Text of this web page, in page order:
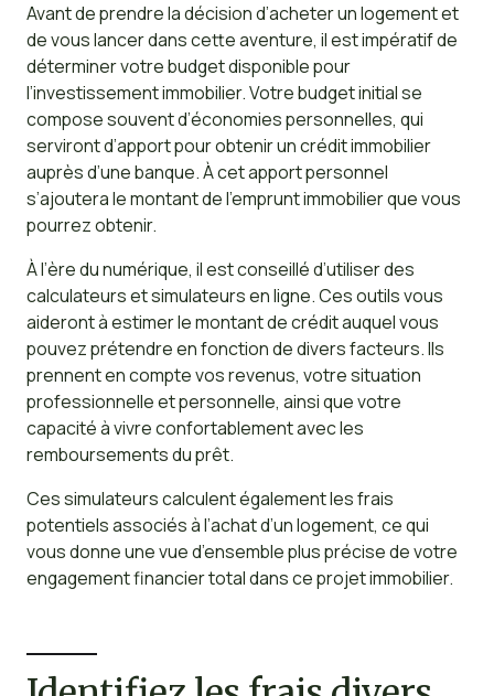
Avant de prendre la décision d’acheter un logement et
de vous lancer dans cette aventure, il est impératif de
déterminer votre budget disponible pour
l’investissement immobilier. Votre budget initial se
compose souvent d’économies personnelles, qui
serviront d’apport pour obtenir un crédit immobilier
auprès d’une banque. À cet apport personnel
s’ajoutera le montant de l’emprunt immobilier que vous
pourrez obtenir.
À l’ère du numérique, il est conseillé d’utiliser des
calculateurs et simulateurs en ligne. Ces outils vous
aideront à estimer le montant de crédit auquel vous
pouvez prétendre en fonction de divers facteurs. Ils
prennent en compte vos revenus, votre situation
professionnelle et personnelle, ainsi que votre
capacité à vivre confortablement avec les
remboursements du prêt.
Ces simulateurs calculent également les frais
potentiels associés à l’achat d’un logement, ce qui
vous donne une vue d’ensemble plus précise de votre
engagement financier total dans ce projet immobilier.